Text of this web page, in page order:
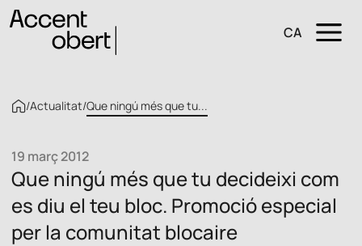
CA
/Actualitat/Que ningú més que tu...
19 març 2012
Que ningú més que tu decideixi com
es diu el teu bloc. Promoció especial
per la comunitat blocaire